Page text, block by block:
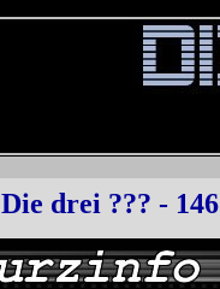
Die drei ??? -